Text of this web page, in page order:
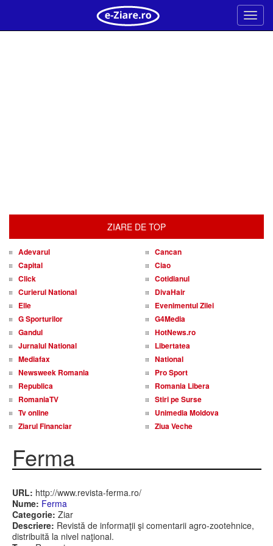
Meniu
ZIARE DE TOP
Adevarul
Cancan
Capital
Ciao
Click
Cotidianul
Curierul National
DivaHair
Elle
Evenimentul Zilei
G Sporturilor
G4Media
Gandul
HotNews.ro
Jurnalul National
Libertatea
Mediafax
National
Newsweek Romania
Pro Sport
Republica
Romania Libera
RomaniaTV
Stiri pe Surse
Tv online
Unimedia Moldova
Ziarul Financiar
Ziua Veche
Ferma
URL: http://www.revista-ferma.ro/
Nume: Ferma
Categorie: Ziar
Descriere: Revistă de informaţii şi comentarii agro-zootehnice,
distribuită la nivel naţional.